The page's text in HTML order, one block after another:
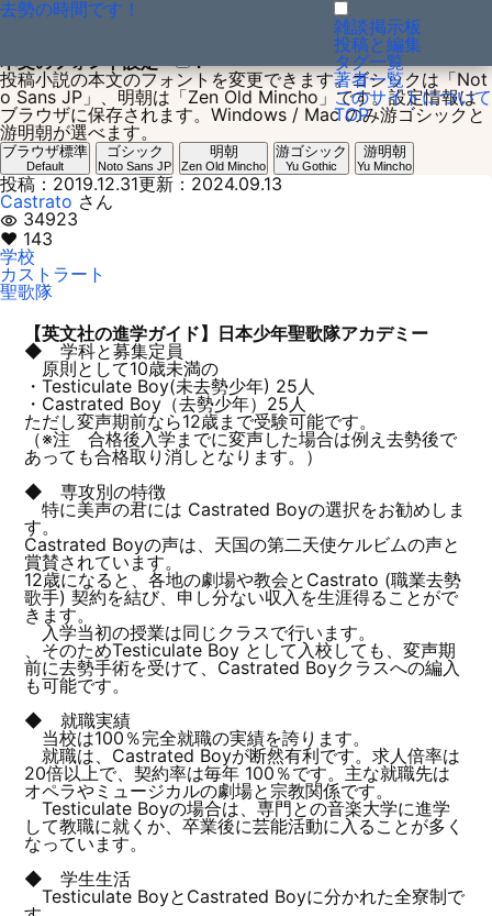
去勢の時間です！
雑談掲示板
投稿と編集
タグ一覧
著者一覧
このサイトについて
TOP
投稿小説：1577770500
本文のフォント設定
？
投稿小説の本文のフォントを変更できます。ゴシックは「Not
o Sans JP」、明朝は「Zen Old Mincho」です。設定情報は
ブラウザに保存されます。Windows / Mac のみ游ゴシックと
游明朝が選べます。
ブラウザ標準
Default
ゴシック
Noto Sans JP
明朝
Zen Old Mincho
游ゴシック
Yu Gothic
游明朝
Yu Mincho
投稿：2019.12.31更新：2024.09.13
Castrato さん
visibility 34923
♥ 143
学校
カストラート
聖歌隊
【英文社の進学ガイド】日本少年聖歌隊アカデミー
◆ 学科と募集定員
原則として10歳未満の
・Testiculate Boy(未去勢少年) 25人
・Castrated Boy（去勢少年）25人
ただし変声期前なら12歳まで受験可能です。
（※注 合格後入学までに変声した場合は例え去勢後で
あっても合格取り消しとなります。）
◆ 専攻別の特徴
特に美声の君には Castrated Boyの選択をお勧めしま
す。
Castrated Boyの声は、天国の第二天使ケルビムの声と
賞賛されています。
12歳になると、各地の劇場や教会とCastrato (職業去勢
歌手) 契約を結び、申し分ない収入を生涯得ることがで
きます。
入学当初の授業は同じクラスで行います。
、そのためTesticulate Boy として入校しても、変声期
前に去勢手術を受けて、Castrated Boyクラスへの編入
も可能です。
◆ 就職実績
当校は100％完全就職の実績を誇ります。
就職は、Castrated Boyが断然有利です。求人倍率は
20倍以上で、契約率は毎年 100％です。主な就職先は
オペラやミュージカルの劇場と宗教関係です。
Testiculate Boyの場合は、専門との音楽大学に進学
して教職に就くか、卒業後に芸能活動に入ることが多く
なっています。
◆ 学生生活
Testiculate BoyとCastrated Boyに分かれた全寮制で